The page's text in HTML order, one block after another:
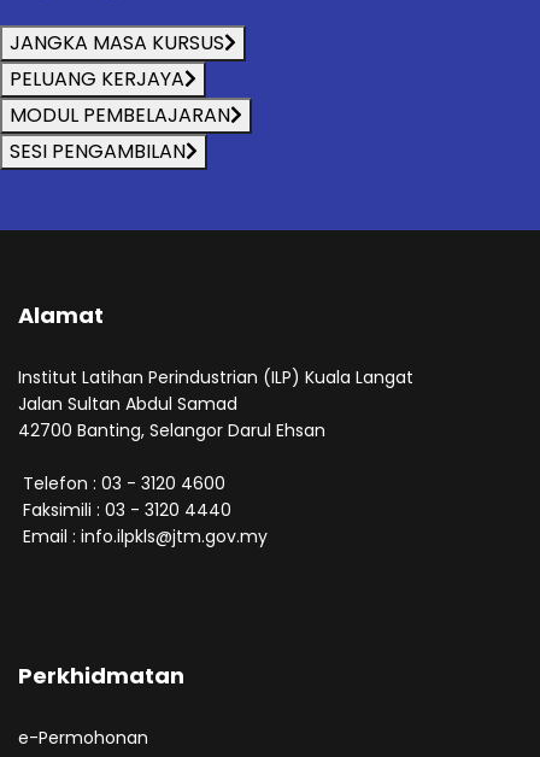
JANGKA MASA KURSUS
PELUANG KERJAYA
MODUL PEMBELAJARAN
SESI PENGAMBILAN
Alamat
Institut Latihan Perindustrian (ILP) Kuala Langat
Jalan Sultan Abdul Samad
42700 Banting, Selangor Darul Ehsan
Telefon : 03 - 3120 4600
Faksimili : 03 - 3120 4440
Email : info.ilpkls@jtm.gov.my
Perkhidmatan
e-Permohonan